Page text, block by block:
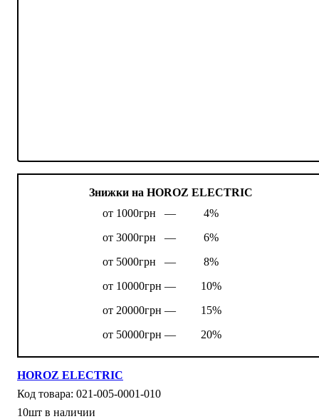
Знижки на HOROZ ELECTRIC
от 1000грн —
4%
от 3000грн —
6%
от 5000грн —
8%
от 10000грн —
10%
от 20000грн —
15%
от 50000грн —
20%
HOROZ ELECTRIC
021-005-0001-010
10шт в наличии